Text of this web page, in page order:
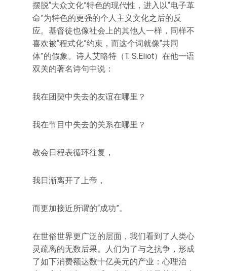
摆脱“大众文化”特色的现代性，进入以“电子革
命”为特色的更强的个人主义文化之后的反
应。基督徒也像社会上的其他人一样，同样不
喜欢被“程式化”约束，而这个词就像“共同
体”的假象。诗人艾略特（T. S.Eliot）在他一语
双关的著名诗句中说：
我在团契中失去的友谊在哪里？
我在节目中失去的关系在哪里？
教会日程表循环往复，
我日渐离开了上帝，
而更加接近所谓的“成功”。
在世俗世界更广泛的层面，我们看到了人类心
灵疏离的无数后果。人们为了与之抗争，形成
了如下消费额达数十亿美元的产业：心理治